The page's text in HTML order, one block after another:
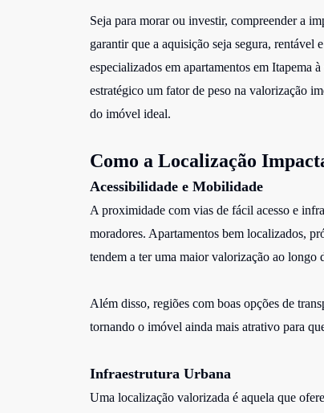
Seja para morar ou investir, compreender a
garantir que a aquisição seja segura,
especializados em apartamentos em Itapema à
estratégico um fator de peso na valorização
do imóvel ideal.
Como a Localização
Acessibilidade e Mobilidade
A proximidade com vias de fácil acesso e
moradores. Apartamentos bem localizados,
tendem a ter uma maior valorização ao longo
Além disso, regiões com boas opções de
tornando o imóvel ainda mais atrativo para
Infraestrutura Urbana
Uma localização valorizada é aquela que